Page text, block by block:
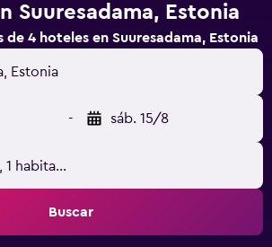
Suuresadama, Estonia
4 hoteles en Suuresadama, Estonia
Estonia
- sáb. 15/8
habitación
Buscar